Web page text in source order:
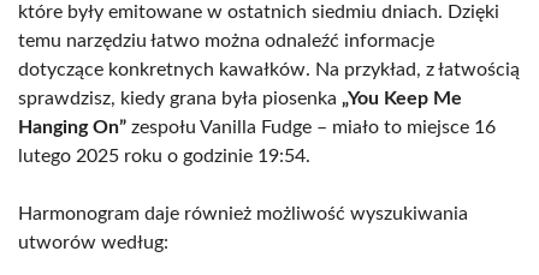
które były emitowane w ostatnich siedmiu dniach. Dzięki
temu narzędziu łatwo można odnaleźć informacje
dotyczące konkretnych kawałków. Na przykład, z łatwością
sprawdzisz, kiedy grana była piosenka „You Keep Me
Hanging On” zespołu Vanilla Fudge – miało to miejsce 16
lutego 2025 roku o godzinie 19:54.
Harmonogram daje również możliwość wyszukiwania
utworów według: